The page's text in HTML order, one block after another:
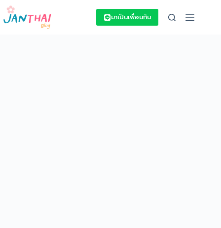
Skip
content
มาเป็นเพื่อนกัน